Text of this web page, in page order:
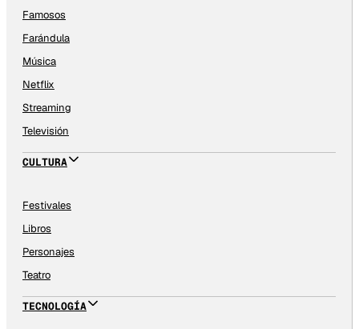
Famosos
Farándula
Música
Netflix
Streaming
Televisión
CULTURA
Festivales
Libros
Personajes
Teatro
TECNOLOGÍA